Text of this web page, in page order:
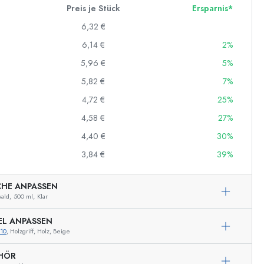
Preis je Stück
Ersparnis*
6,32 €
6,14 €
2%
5,96 €
5%
5,82 €
7%
4,72 €
25%
4,58 €
27%
4,40 €
30%
3,84 € 39%
ANPASSEN
500 ml, Klar
ANPASSEN
, Holzgriff, Holz, Beige